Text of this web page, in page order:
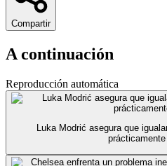
Compartir
A continuación
Reproducción automática
Luka Modrić asegura que